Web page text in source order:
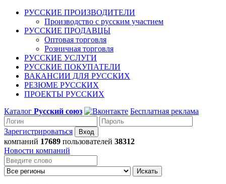
РУССКИЕ ПРОИЗВОДИТЕЛИ
Производство с русским участием
РУССКИЕ ПРОДАВЦЫ
Оптовая торговля
Розничная торговля
РУССКИЕ УСЛУГИ
РУССКИЕ ПОКУПАТЕЛИ
ВАКАНСИИ ДЛЯ РУССКИХ
РЕЗЮМЕ РУССКИХ
ПРОЕКТЫ РУССКИХ
Каталог Русский союз Бесплатная реклама
Зарегистрироваться
компаний 17689 пользователей 38312
Новости компаний
Искать